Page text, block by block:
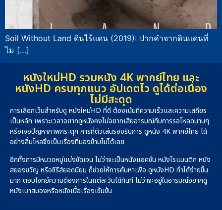
Soil Without Land ดินไร้แดน (2019): ปากคำจากดินแดนที่
ไม […]
หนังใหม่HD รวมหนัง 4K พากย์ไทย และ
หนังHD ครบทุกแนว อัปเดตไว ดูได้ต่อเนื่อง
ไม่มีสะดุด
การเลือกเว็บสำหรับดู หนังใหม่HD ที่ดี ต้องเน้นที่ความเร็วและความเสถียร
เป็นหลัก เพราะเวลาอยากดูหนังคงไม่อยากเสียอารมณ์กับการรอโหลดนานๆ
หรือเจอปัญหาภาพกระตุก การที่ตัวเล่นรองรับการ ดูหนัง 4K พากย์ไทย ได้
อย่างลื่นไหลจึงเป็นเรื่องที่มองข้ามไม่ได้เลย
อีกทั้งการมีหมวดหมู่แบ่งชัดเจน ไม่ว่าจะเป็นหนังแอคชั่น หนังโรแมนติก หนัง
สยองขวัญ หรือซีรีส์ยอดนิยม ก็ช่วยให้การค้นหาเพื่อ ดูหนังHD ทำได้ง่ายขึ้น
มาก ตอบโจทย์ความต้องการในแต่ละวันได้ทันที ไม่ว่าจะอยู่ในอารมณ์อยากดู
หนังเบาสมองหรือหนังเนื้อเรื่องเข้มข้น